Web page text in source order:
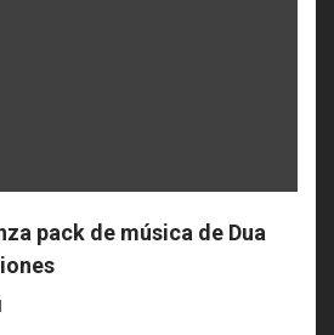
pack de música de Dua